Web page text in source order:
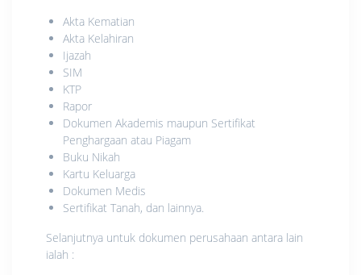
Akta Kematian
Akta Kelahiran
Ijazah
SIM
KTP
Rapor
Dokumen Akademis maupun Sertifikat
Penghargaan atau Piagam
Buku Nikah
Kartu Keluarga
Dokumen Medis
Sertifikat Tanah, dan lainnya.
Selanjutnya untuk dokumen perusahaan antara lain
ialah :